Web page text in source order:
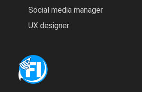
Social media manager
UX designer